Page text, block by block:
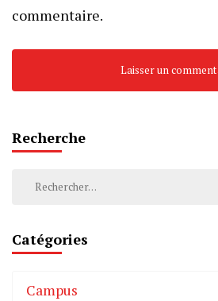
commentaire.
Recherche
Catégories
Campus